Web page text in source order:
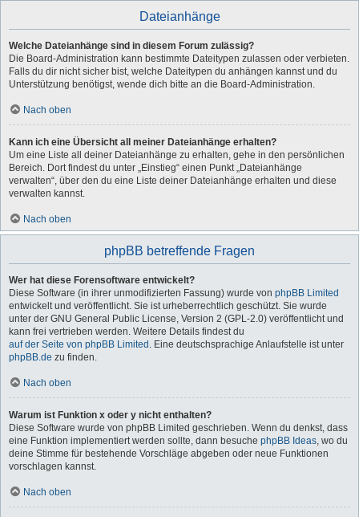
Dateianhänge
Welche Dateianhänge sind in diesem Forum zulässig?
Die Board-Administration kann bestimmte Dateitypen zulassen oder verbieten.
Falls du dir nicht sicher bist, welche Dateitypen du anhängen kannst und du
Unterstützung benötigst, wende dich bitte an die Board-Administration.
Nach oben
Kann ich eine Übersicht all meiner Dateianhänge erhalten?
Um eine Liste all deiner Dateianhänge zu erhalten, gehe in den persönlichen
Bereich. Dort findest du unter „Einstieg“ einen Punkt „Dateianhänge
verwalten“, über den du eine Liste deiner Dateianhänge erhalten und diese
verwalten kannst.
Nach oben
phpBB betreffende Fragen
Wer hat diese Forensoftware entwickelt?
Diese Software (in ihrer unmodifizierten Fassung) wurde von phpBB Limited
entwickelt und veröffentlicht. Sie ist urheberrechtlich geschützt. Sie wurde
unter der GNU General Public License, Version 2 (GPL-2.0) veröffentlicht und
kann frei vertrieben werden. Weitere Details findest du
auf der Seite von phpBB Limited . Eine deutschsprachige Anlaufstelle ist unter
phpBB.de zu finden.
Nach oben
Warum ist Funktion x oder y nicht enthalten?
Diese Software wurde von phpBB Limited geschrieben. Wenn du denkst, dass
eine Funktion implementiert werden sollte, dann besuche phpBB Ideas, wo du
deine Stimme für bestehende Vorschläge abgeben oder neue Funktionen
vorschlagen kannst.
Nach oben